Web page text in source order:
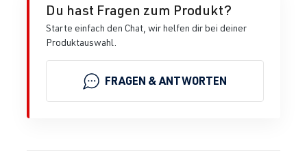
Du hast Fragen zum Produkt?
Starte einfach den Chat, wir helfen dir bei deiner
Produktauswahl.
FRAGEN & ANTWORTEN